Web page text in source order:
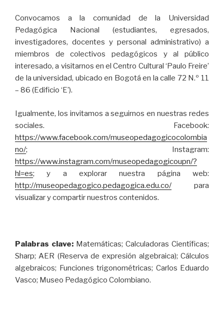
Convocamos a la comunidad de la Universidad
Pedagógica Nacional (estudiantes, egresados,
investigadores, docentes y personal administrativo) a
miembros de colectivos pedagógicos y al público
interesado, a visitarnos en el Centro Cultural ‘Paulo Freire’
de la universidad, ubicado en Bogotá en la calle 72 N.º 11
– 86 (Edificio ‘E’).
Igualmente, los invitamos a seguirnos en nuestras redes
sociales. Facebook:
https://www.facebook.com/museopedagogicocolombia
no/; Instagram:
https://www.instagram.com/museopedagogicoupn/?
hl=es; y a explorar nuestra página web:
http://museopedagogico.pedagogica.edu.co/ para
visualizar y compartir nuestros contenidos.
Palabras clave: Matemáticas; Calculadoras Científicas;
Sharp; AER (Reserva de expresión algebraica); Cálculos
algebraicos; Funciones trigonométricas; Carlos Eduardo
Vasco; Museo Pedagógico Colombiano.